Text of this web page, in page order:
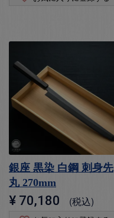
銀座 黒染 白鋼 刺身先
丸 270mm
¥ 70,180 税込